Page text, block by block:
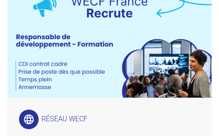
language RÉSEAU WECF